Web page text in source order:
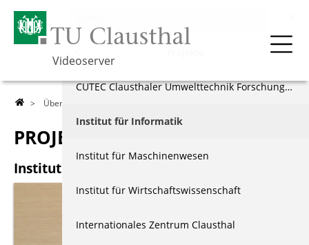
Videoserver
> Über die TU
PROJEKTE
Institut für Informatik
Über die TU
Events & Vorträge
Berichte & Dokus
Studiengänge
Ausbildungsberufe
Willkommen in Clausthal
Die TU Clausthal
CUTEC Clausthaler Umwelttechnik Forschungszentrum
Institut für Informatik
Institut für Maschinenwesen
Institut für Wirtschaftswissenschaft
Internationales Zentrum Clausthal